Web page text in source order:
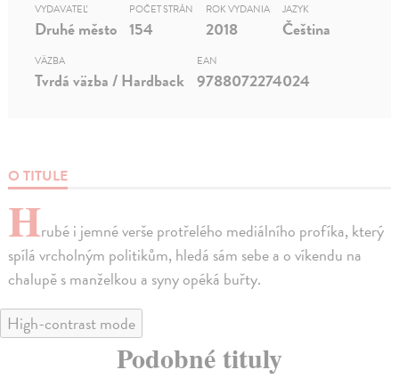
O TITULE
Hrubé i jemné verše protřelého mediálního profíka, který
spílá vrcholným politikům, hledá sám sebe a o víkendu na
chalupě s manželkou a syny opéká buřty.
VYDAVATEĽ
Druhé město
POČET STRÁN
154
ROK VYDANIA
2018
JAZYK
Čeština
VÄZBA
Tvrdá väzba / Hardback
EAN
9788072274024
High-contrast mode
Podobné tituly